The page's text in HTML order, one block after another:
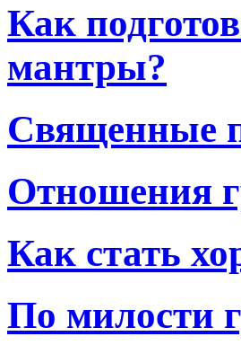
Как
мантры?
Священные
Отношения
Как стать
По милости